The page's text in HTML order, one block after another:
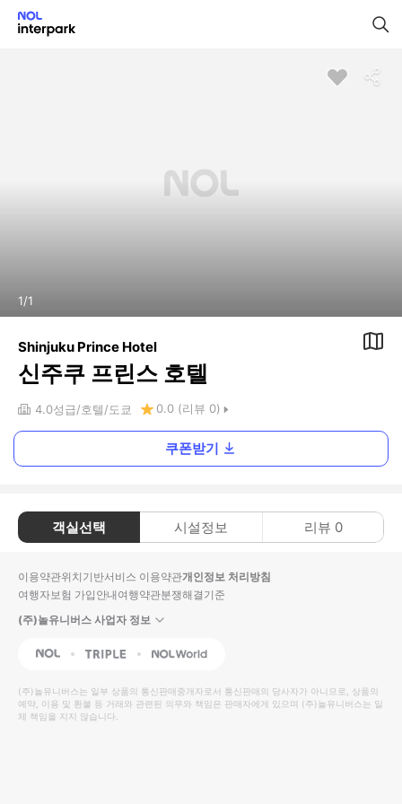
1/1
Shinjuku Prince Hotel
신주쿠 프린스 호텔
4.0성급 호텔 도쿄 0.0 (리뷰 0)
쿠폰받기
객실선택 시설정보 리뷰 0
이용약관위치기반서비스 이용약관개인정보 처리방침
여행자보험 가입안내여행약관분쟁해결기준
(주)놀유니버스 사업자 정보
NOL Triple Interpark Global
(주)놀유니버스는 일부 상품의 통신판매중개자로서 통신판매의 당사자가 아니므로, 상품의
예약, 이용 및 환불 등 거래와 관련된 의무와 책임은 판매자에게 있으며 (주)놀유니버스는 일
체 책임을 지지 않습니다.